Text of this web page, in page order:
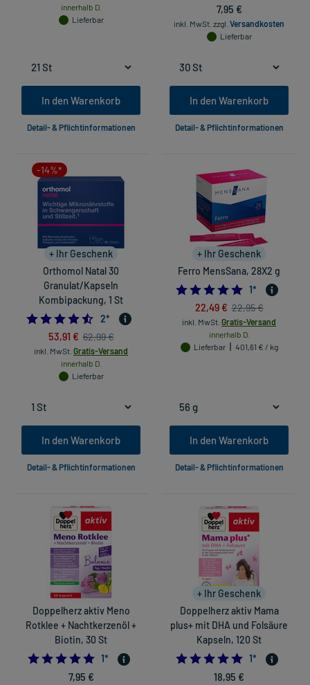
innerhalb D.
Lieferbar
In den Warenkorb
Detail- & Pflichtinformationen
7,95 €
inkl. MwSt. zzgl. Versandkosten
Lieferbar
In den Warenkorb
Detail- & Pflichtinformationen
-14%*
+ Ihr Geschenk
Orthomol Natal 30
Granulat/Kapseln
Kombipackung, 1 St
4.5
2*
53,91 € 62,99 €
inkl. MwSt. Gratis-Versand
innerhalb D.
Lieferbar
In den Warenkorb
Detail- & Pflichtinformationen
+ Ihr Geschenk
Ferro MensSana, 28X2 g
5.0
1*
22,49 € 22,95 €
inkl. MwSt. Gratis-Versand
innerhalb D.
Lieferbar
401,61 € / kg
In den Warenkorb
Detail- & Pflichtinformationen
Doppelherz aktiv Meno
Rotklee + Nachtkerzenöl +
Biotin, 30 St
5.0
1*
7,95 €
+ Ihr Geschenk
Doppelherz aktiv Mama
plus+ mit DHA und Folsäure
Kapseln, 120 St
5.0
1*
18,95 €